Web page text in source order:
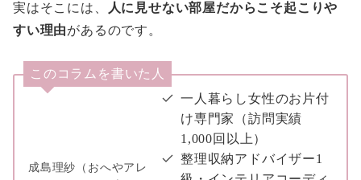
実はそこには、
人に見せない部屋だからこそ起こりや
すい理由があるのです。
このコラムを書いた人
成島理紗（おへやアレ
一人暮らし女性のお片付
け専門家（訪問実績
1,000回以上）
整理収納アドバイザー1